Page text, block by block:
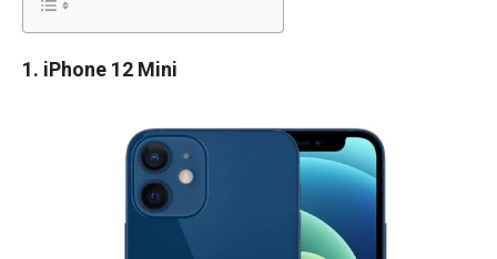
1. iPhone 12 Mini